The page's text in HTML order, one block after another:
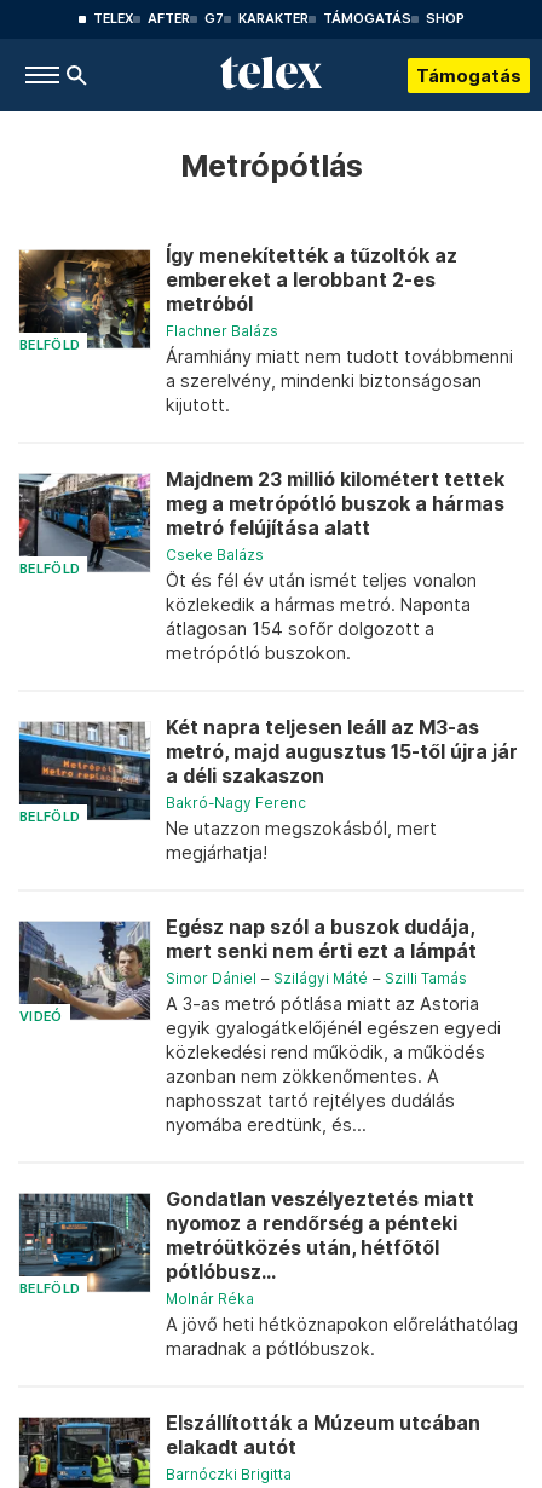
TELEX AFTER G7 KARAKTER TÁMOGATÁS SHOP
Támogatás
Metrópótlás
BELFÖLD
Így menekítették a tűzoltók az
embereket a lerobbant 2-es
metróból
Flachner Balázs
Áramhiány miatt nem tudott továbbmenni
a szerelvény, mindenki biztonságosan
kijutott.
BELFÖLD
Majdnem 23 millió kilométert tettek
meg a metrópótló buszok a hármas
metró felújítása alatt
Cseke Balázs
Öt és fél év után ismét teljes vonalon
közlekedik a hármas metró. Naponta
átlagosan 154 sofőr dolgozott a
metrópótló buszokon.
BELFÖLD
Két napra teljesen leáll az M3-as
metró, majd augusztus 15-től újra jár
a déli szakaszon
Bakró-Nagy Ferenc
Ne utazzon megszokásból, mert
megjárhatja!
VIDEÓ
Egész nap szól a buszok dudája,
mert senki nem érti ezt a lámpát
Simor Dániel – Szilágyi Máté – Szilli Tamás
A 3-as metró pótlása miatt az Astoria
egyik gyalogátkelőjénél egészen egyedi
közlekedési rend működik, a működés
azonban nem zökkenőmentes. A
naphosszat tartó rejtélyes dudálás
nyomába eredtünk, és...
BELFÖLD
Gondatlan veszélyeztetés miatt
nyomoz a rendőrség a pénteki
metróütközés után, hétfőtől
pótlóbusz...
Molnár Réka
A jövő heti hétköznapokon előreláthatólag
maradnak a pótlóbuszok.
Elszállították a Múzeum utcában
elakadt autót
Barnóczki Brigitta